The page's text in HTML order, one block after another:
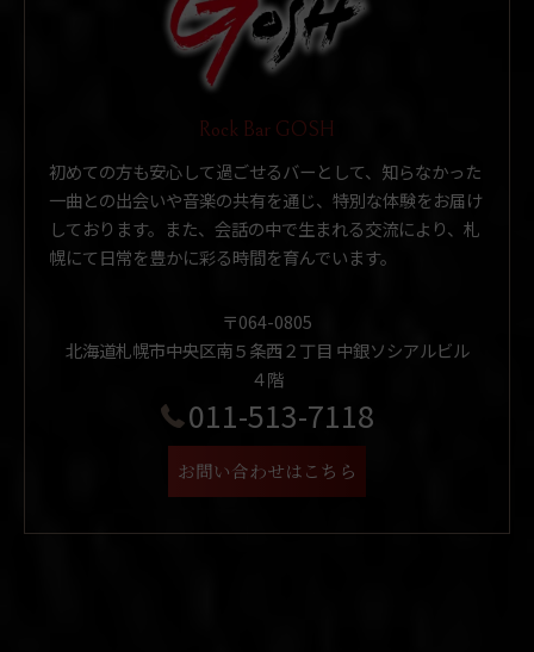
Rock Bar GOSH
初めての方も安心して過ごせるバーとして、知らなかった
一曲との出会いや音楽の共有を通じ、特別な体験をお届け
しております。また、会話の中で生まれる交流により、札
幌にて日常を豊かに彩る時間を育んでいます。
〒064-0805
北海道札幌市中央区南５条西２丁目 中銀ソシアルビル
４階
011-513-7118
お問い合わせはこちら